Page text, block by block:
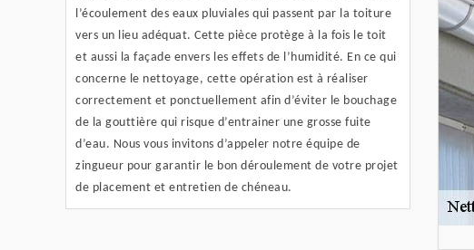
l’écoulement des eaux pluviales qui passent par la toiture
vers un lieu adéquat. Cette pièce protège à la fois le toit
et aussi la façade envers les effets de l’humidité. En ce qui
concerne le nettoyage, cette opération est à réaliser
correctement et ponctuellement afin d’éviter le bouchage
de la gouttière qui risque d’entrainer une grosse fuite
d’eau. Nous vous invitons d’appeler notre équipe de
zingueur pour garantir le bon déroulement de votre projet
de placement et entretien de chéneau.